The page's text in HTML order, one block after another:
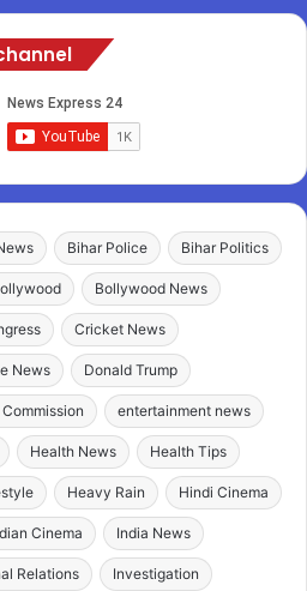
Bihar Police Bihar Politics
Bollywood News
Cricket News
News Donald Trump
entertainment news
Health News Health Tips
Heavy Rain Hindi Cinema
Cinema India News
Relations Investigation